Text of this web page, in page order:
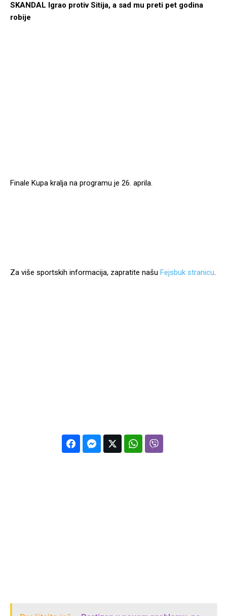
SKANDAL Igrao protiv Sitija, a sad mu preti pet godina
robije
Finale Kupa kralja na programu je 26. aprila.
Za više sportskih informacija, zapratite našu Fejsbuk stranicu.